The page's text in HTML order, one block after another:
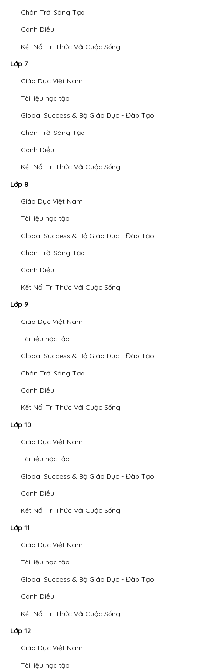
Chân Trời Sáng Tạo
Cánh Diều
Kết Nối Tri Thức Với Cuộc Sống
Lớp 7
Giáo Dục Việt Nam
Tài liệu học tập
Global Success & Bộ Giáo Dục - Đào Tạo
Chân Trời Sáng Tạo
Cánh Diều
Kết Nối Tri Thức Với Cuộc Sống
Lớp 8
Giáo Dục Việt Nam
Tài liệu học tập
Global Success & Bộ Giáo Dục - Đào Tạo
Chân Trời Sáng Tạo
Cánh Diều
Kết Nối Tri Thức Với Cuộc Sống
Lớp 9
Giáo Dục Việt Nam
Tài liệu học tập
Global Success & Bộ Giáo Dục - Đào Tạo
Chân Trời Sáng Tạo
Cánh Diều
Kết Nối Tri Thức Với Cuộc Sống
Lớp 10
Giáo Dục Việt Nam
Tài liệu học tập
Global Success & Bộ Giáo Dục - Đào Tạo
Cánh Diều
Kết Nối Tri Thức Với Cuộc Sống
Lớp 11
Giáo Dục Việt Nam
Tài liệu học tập
Global Success & Bộ Giáo Dục - Đào Tạo
Cánh Diều
Kết Nối Tri Thức Với Cuộc Sống
Lớp 12
Giáo Dục Việt Nam
Tài liệu học tập